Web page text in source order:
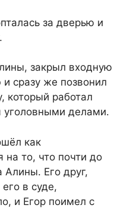
за дверью и
закрыл входную
сразу же позвонил
который работал
уголовными делами.
как
то, что почти до
Алины. Его друг,
в суде,
и Егор поимел с